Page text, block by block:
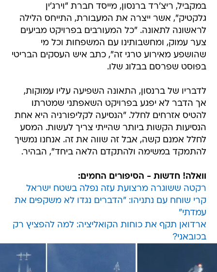
במקביל, ריצ'רד ברנסון, מייסד חברת "וירג'ין
גלקטיק", אשר ייצרה את המעבורת, התייחס הלילה
לראשונה לתאונה. "כל המעורבים בפרויקט מביעים
צער עמוק, ומחשבותינו עם המשפחות וכל מי
שהושפע מאירוע טרגי זה", כתב איש העסקים הבריטי
בפוסט שפרסם בבלוג שלו.
לדבריו של ברנסון, התאונה השפיעה עליו עמוקות,
אך הדבר לא יפגע בפרויקט השאפתני שמטרתו
להטיס אזרחים לחלל. "הנסיעה לקליפורניה היא אחת
הנסיעות הקשות ביותר שהייתי צריך לעשות. המסע
לחלל אמנם קשה, אבל זה שווה את זה. אנחנו נמשיך
להתמקד במשימה ולהתקדם הלאה ביחד", הבהיר.
וואלה! חדשות - הסיפורים החמים:
רקטה ששוגרה מרצועת עזה נפלה בשטח ישראל
קרי שוחח עם נתניהו: "הדברים נגדו לא משקפים את
עמדתי"
ארדואן תקף את כוחות הקואליציה: למה להפציץ רק
בכובאני?